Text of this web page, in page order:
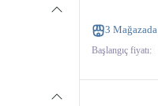
3 Mağazada
Başlangıç ​​fiyatı: